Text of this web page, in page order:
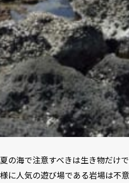
夏の海で注意すべきは生き物だけ
様に人気の遊び場である岩場は不